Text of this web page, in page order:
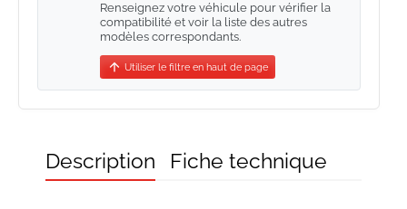
Renseignez votre véhicule pour vérifier la
compatibilité et voir la liste des autres
modèles correspondants.
arrow_upward Utiliser le filtre en haut de page
Description Fiche technique